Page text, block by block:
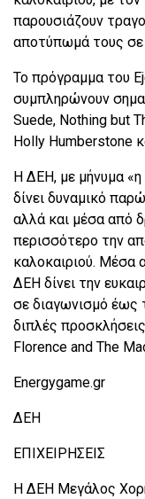
παρουσιάζουν
αποτύπωμά τους σε
Το πρόγραμμα του
συμπληρώνουν
Suede, Nothing but
Holly Humberstone
Η ΔEΗ, με μήνυμα «η
δίνει δυναμικό
αλλά και μέσα από
περισσότερο την
καλοκαιριού. Μέσα
ΔEΗ δίνει την
σε διαγωνισμό έως
διπλές
Florence and The
Energygame.gr
ΔΕΗ
ΕΠΙΧΕΙΡΗΣΕΙΣ
Η ΔΕΗ Μεγάλος